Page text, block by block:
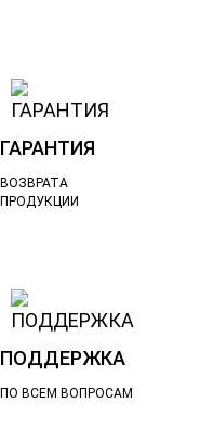
ГАРАНТИЯ
ВОЗВРАТА
ПРОДУКЦИИ
ПОДДЕРЖКА
ПО ВСЕМ ВОПРОСАМ